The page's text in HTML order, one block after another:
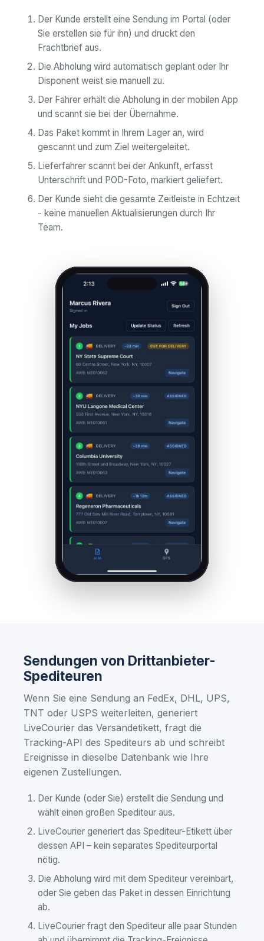
Der Kunde erstellt eine Sendung im Portal (oder
Sie erstellen sie für ihn) und druckt den
Frachtbrief aus.
Die Abholung wird automatisch geplant oder Ihr
Disponent weist sie manuell zu.
Der Fahrer erhält die Abholung in der mobilen App
und scannt sie bei der Übernahme.
Das Paket kommt in Ihrem Lager an, wird
gescannt und zum Ziel weitergeleitet.
Lieferfahrer scannt bei der Ankunft, erfasst
Unterschrift und POD-Foto, markiert geliefert.
Der Kunde sieht die gesamte Zeitleiste in Echtzeit
- keine manuellen Aktualisierungen durch Ihr
Team.
Sendungen von Drittanbieter-
Spediteuren
Wenn Sie eine Sendung an FedEx, DHL, UPS,
TNT oder USPS weiterleiten, generiert
LiveCourier das Versandetikett, fragt die
Tracking-API des Spediteurs ab und schreibt
Ereignisse in dieselbe Datenbank wie Ihre
eigenen Zustellungen.
Der Kunde (oder Sie) erstellt die Sendung und
wählt einen großen Spediteur aus.
LiveCourier generiert das Spediteur-Etikett über
dessen API – kein separates Spediteurportal
nötig.
Die Abholung wird mit dem Spediteur vereinbart,
oder Sie geben das Paket in dessen Einrichtung
ab.
LiveCourier fragt den Spediteur alle paar Stunden